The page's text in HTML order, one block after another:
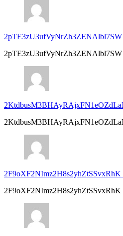
2pTE3zU3ufVyNrZh3ZENAlbl7SW
2pTE3zU3ufVyNrZh3ZENAlbl7SW
2F9oXF2NImz2H8s2yhZtSSvxRhK
2F9oXF2NImz2H8s2yhZtSSvxRhK